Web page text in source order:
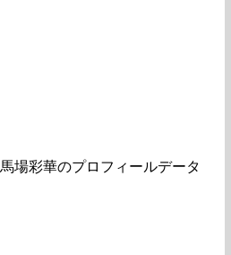
馬場彩華のプロフィールデータ